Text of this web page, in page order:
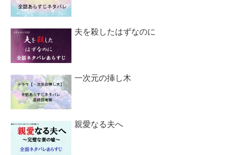
夫を殺したはずなのに
一次元の挿し木
親愛なる夫へ